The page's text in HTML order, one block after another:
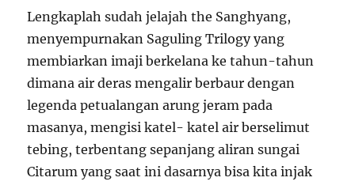
Lengkaplah sudah jelajah the Sanghyang,
menyempurnakan Saguling Trilogy yang
membiarkan imaji berkelana ke tahun-tahun
dimana air deras mengalir berbaur dengan
legenda petualangan arung jeram pada
masanya, mengisi katel- katel air berselimut
tebing, terbentang sepanjang aliran sungai
Citarum yang saat ini dasarnya bisa kita injak